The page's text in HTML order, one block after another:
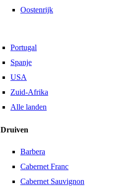
Oostenrijk
Portugal
Spanje
USA
Zuid-Afrika
Alle landen
Druiven
Barbera
Cabernet Franc
Cabernet Sauvignon